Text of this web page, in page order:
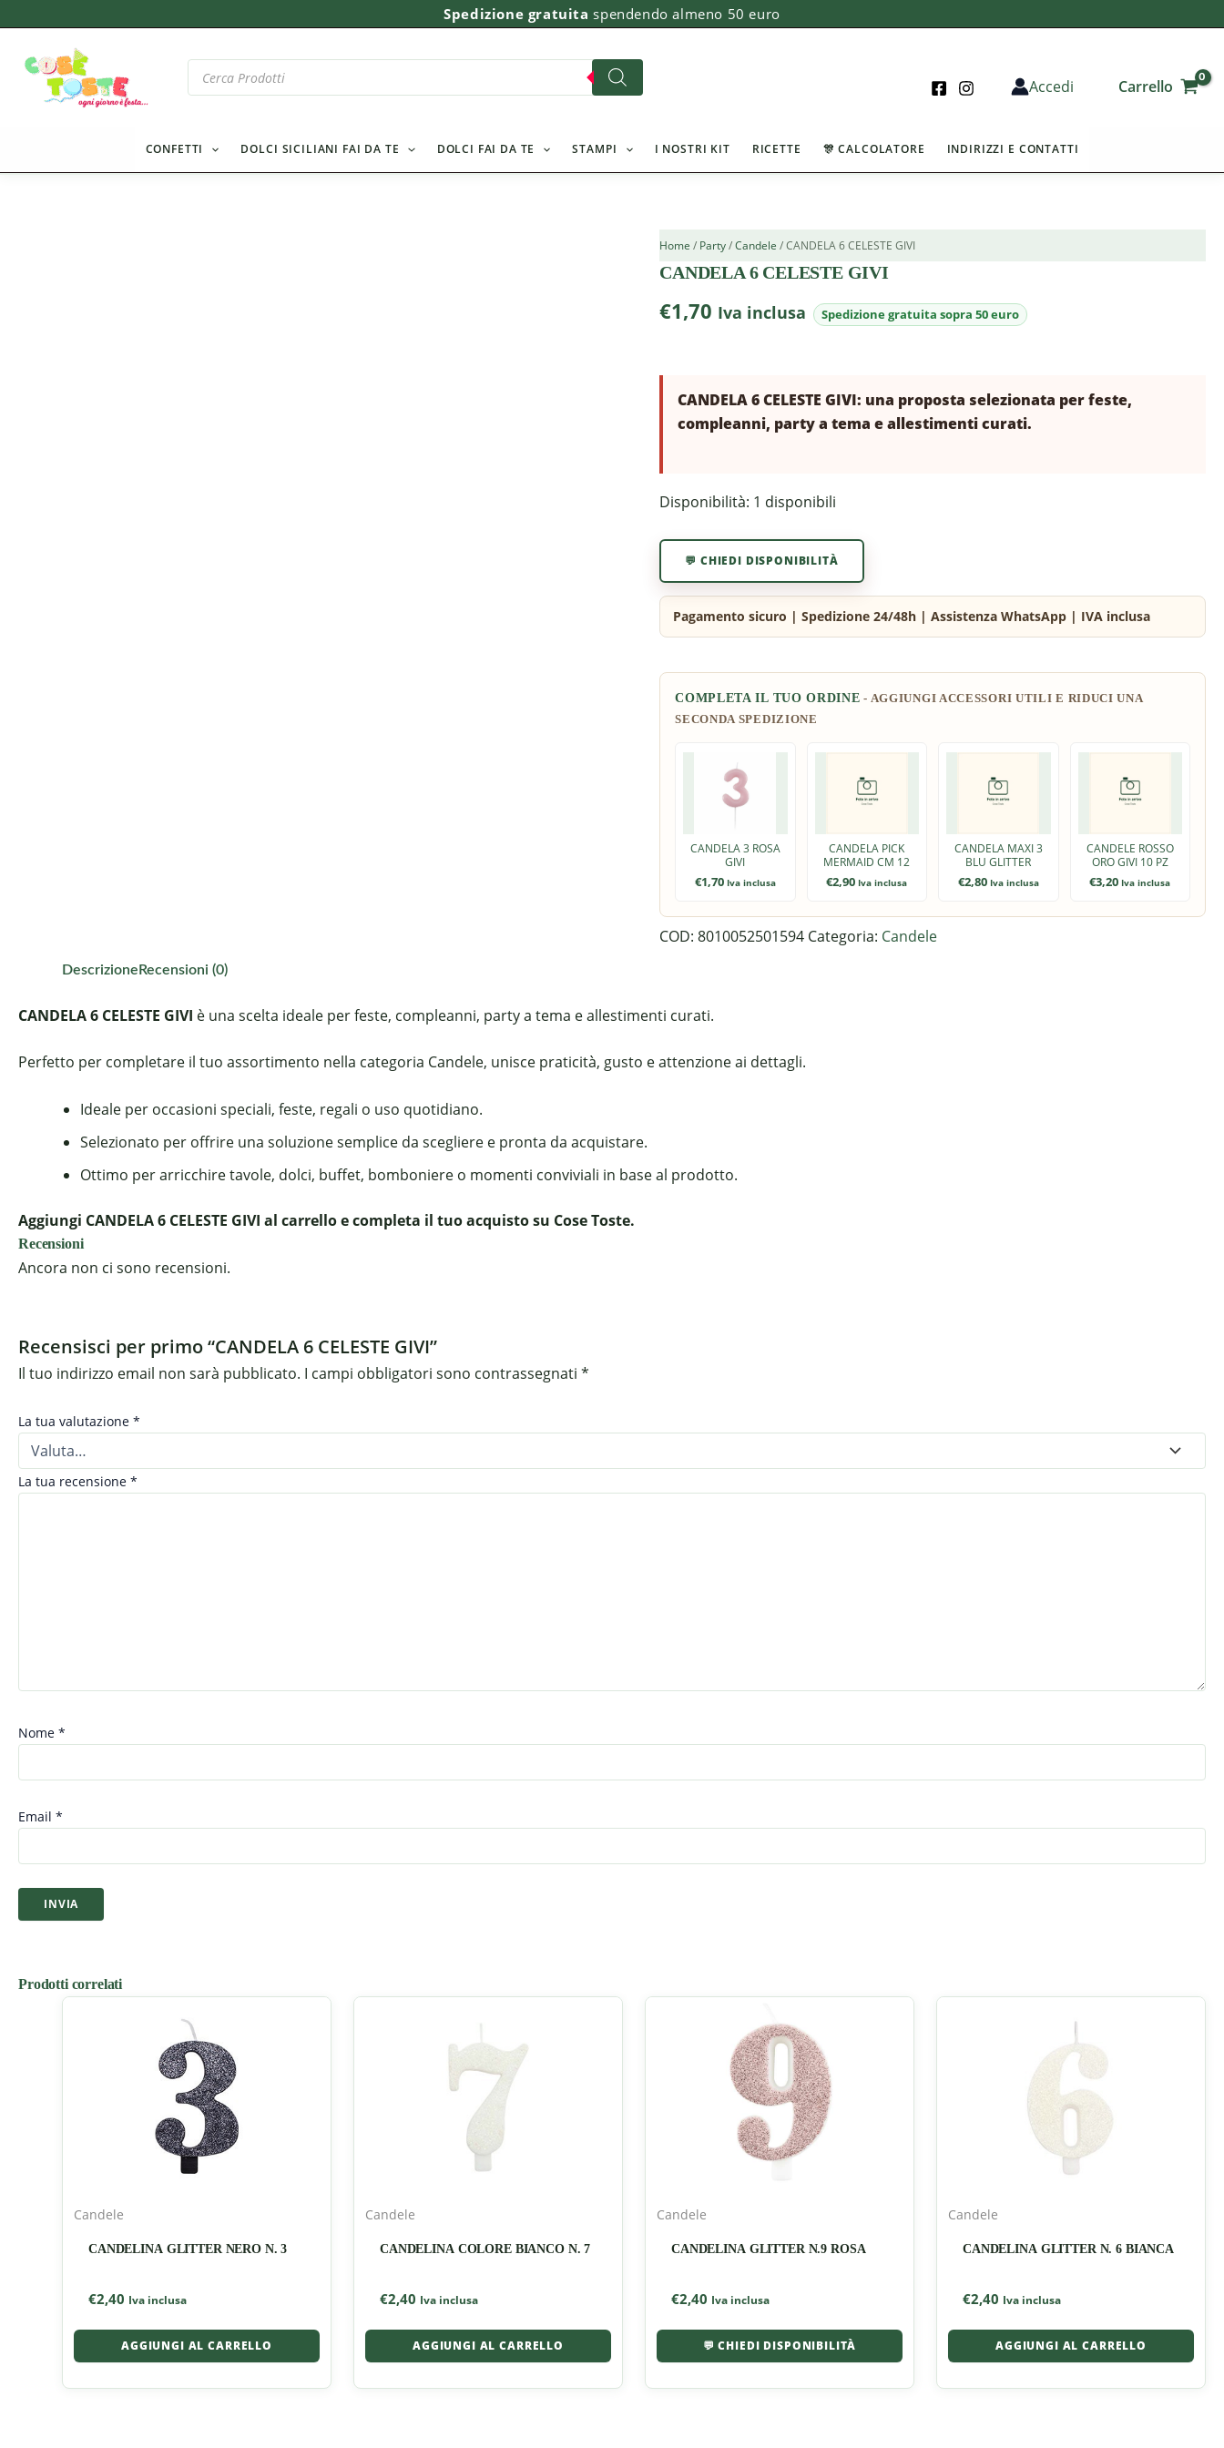
al
contenuto
Spedizione gratuita spendendo almeno 50 euro
Products
search
Accedi Carrello
CONFETTI DOLCI SICILIANI FAI DA TE DOLCI FAI DA TE STAMPI I NOSTRI KIT RICETTE 🎊 CALCOLATORE INDIRIZZI E CONTATTI
Home / Party/Candele / CANDELA 6 CELESTE GIVI
CANDELA 6 CELESTE GIVI
€1,70 Iva inclusa
CANDELA 6 CELESTE GIVI: una proposta selezionata per feste,
compleanni, party a tema e allestimenti curati.
Disponibilità: 1 disponibili
CANDELA
6
💬 CHIEDI DISPONIBILITÀ
COMPLETA IL TUO ORDINE
CANDELA 3 ROSA
GIVI
€1,70 Iva inclusa
CANDELA PICK
MERMAID CM 12
€2,90 Iva inclusa
CANDELA MAXI 3
BLU GLITTER
€2,80 Iva inclusa
CANDELE ROSSO
ORO GIVI 10 PZ
€3,20 Iva inclusa
COD:8010052501594 Categoria: Candele
DescrizioneRecensioni (0)
CANDELA 6 CELESTE GIVI è una scelta ideale per feste, compleanni, party a tema e allestimenti curati.
Perfetto per completare il tuo assortimento nella categoria Candele, unisce praticità, gusto e attenzione ai dettagli.
Ideale per occasioni speciali, feste, regali o uso quotidiano.
Selezionato per offrire una soluzione semplice da scegliere e pronta da acquistare.
Ottimo per arricchire tavole, dolci, buffet, bomboniere o momenti conviviali in base al prodotto.
Aggiungi CANDELA 6 CELESTE GIVI al carrello e completa il tuo acquisto su Cose Toste.
Recensioni
Ancora non ci sono recensioni.
Recensisci per primo “CANDELA 6 CELESTE GIVI”
Il tuo indirizzo email non sarà pubblicato. I campi obbligatori sono contrassegnati *
La tua valutazione *
La tua recensione *
Nome *
Email *
Prodotti correlati
Candele
CANDELINA GLITTER NERO N. 3
€2,40 Iva inclusa
AGGIUNGI AL CARRELLO
Candele
CANDELINA COLORE BIANCO N. 7
€2,40 Iva inclusa
AGGIUNGI AL CARRELLO
Candele
CANDELINA GLITTER N.9 ROSA
€2,40 Iva inclusa
💬 CHIEDI DISPONIBILITÀ
Candele
CANDELINA GLITTER N. 6 BIANCA
€2,40 Iva inclusa
AGGIUNGI AL CARRELLO